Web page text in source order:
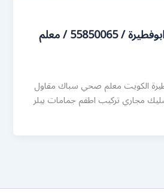
هاتف فني صحي ابوفطيرة / 55850065 / معلم
الكويت معلم صحي سباك مقاول
مجاري تركيب اطقم جمامات بيلر